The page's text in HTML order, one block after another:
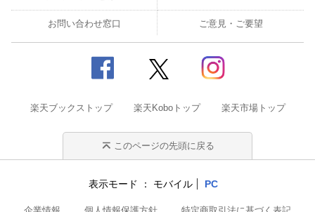
お問い合わせ窓口 ご意見・ご要望
楽天ブックストップ 楽天Koboトップ 楽天市場トップ
このページの先頭に戻る
表示モード モバイル PC